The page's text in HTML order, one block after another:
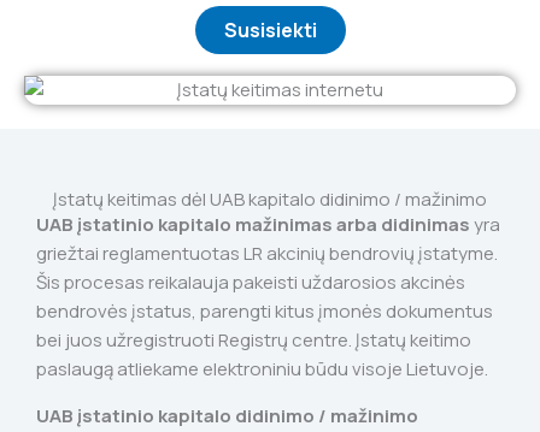
Susisiekti
Įstatų keitimas dėl UAB kapitalo didinimo / mažinimo
UAB įstatinio kapitalo mažinimas arba didinimasyra
griežtai reglamentuotas LR akcinių bendrovių įstatyme.
Šis procesas reikalauja pakeisti uždarosios akcinės
bendrovės įstatus, parengti kitus įmonės dokumentus
bei juos užregistruoti Registrų centre. Įstatų keitimo
paslaugą atliekame elektroniniu būdu visoje Lietuvoje.
UAB įstatinio kapitalo didinimo / mažinimo